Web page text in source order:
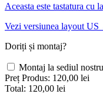
Aceasta este tastatura cu
Vezi versiunea layout
Doriți și montaj?
Montaj la sediul nostru
Preț Produs: 120,00 lei
Total: 120,00 lei